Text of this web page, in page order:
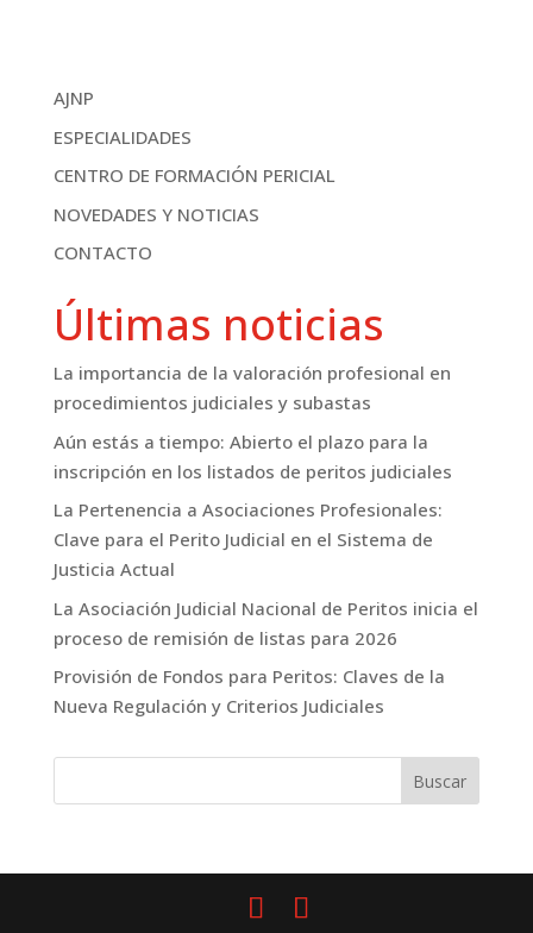
AJNP
ESPECIALIDADES
CENTRO DE FORMACIÓN PERICIAL
NOVEDADES Y NOTICIAS
CONTACTO
Últimas noticias
La importancia de la valoración profesional en
procedimientos judiciales y subastas
Aún estás a tiempo: Abierto el plazo para la
inscripción en los listados de peritos judiciales
La Pertenencia a Asociaciones Profesionales:
Clave para el Perito Judicial en el Sistema de
Justicia Actual
La Asociación Judicial Nacional de Peritos inicia el
proceso de remisión de listas para 2026
Provisión de Fondos para Peritos: Claves de la
Nueva Regulación y Criterios Judiciales